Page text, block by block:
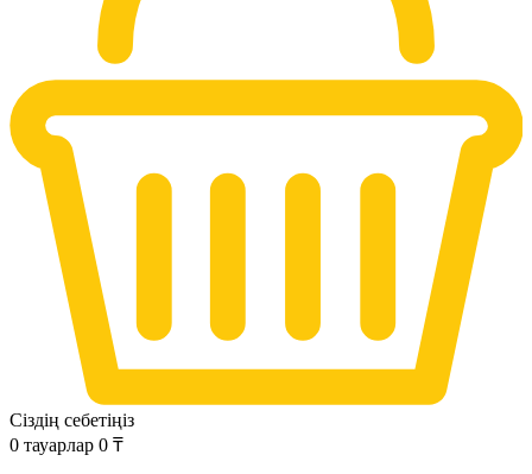
Сіздің себетіңіз
0 тауарлар 0 ₸